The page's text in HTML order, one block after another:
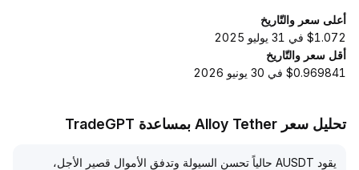
أعلى سعر والتّاريخ
$1.072 في 31 يوليو 2025
أقل سعر والتّاريخ
$0.969841 في 30 يونيو 2026
تحليل سعر Alloy Tether بمساعدة TradeGPT
يقود AUSDT حالياً تحسن السيولة وتدفق الأموال قصير الأجل،